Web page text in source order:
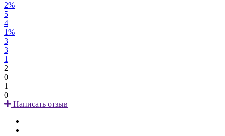
2%
5
4
1%
3
3
1
2
0
1
0
Написать отзыв